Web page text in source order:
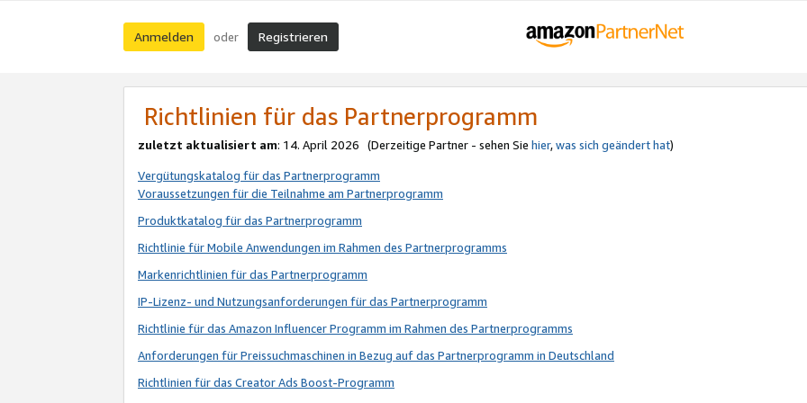
Anmelden oder Registrieren
Richtlinien für das Partnerprogramm
zuletzt aktualisiert am: 14. April 2026 (Derzeitige Partner - sehen Sie hier,was sich geändert hat)
Vergütungskatalog für das Partnerprogramm
Voraussetzungen für die Teilnahme am Partnerprogramm
Produktkatalog für das Partnerprogramm
Richtlinie für Mobile Anwendungen im Rahmen des Partnerprogramms
Markenrichtlinien für das Partnerprogramm
IP-Lizenz- und Nutzungsanforderungen für das Partnerprogramm
Richtlinie für das Amazon Influencer Programm im Rahmen des Partnerprogramms
Anforderungen für Preissuchmaschinen in Bezug auf das Partnerprogramm in Deutschland
Richtlinien für das Creator Ads Boost-Programm